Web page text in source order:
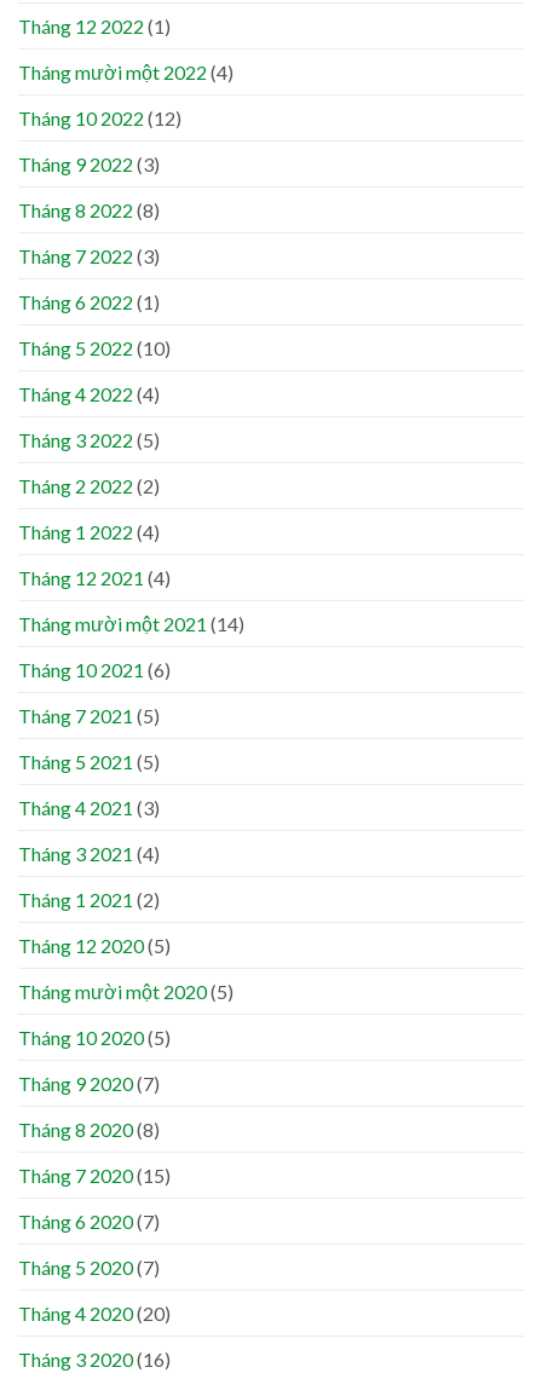
Tháng 12 2022 (1)
Tháng mười một 2022 (4)
Tháng 10 2022 (12)
Tháng 9 2022 (3)
Tháng 8 2022 (8)
Tháng 7 2022 (3)
Tháng 6 2022 (1)
Tháng 5 2022 (10)
Tháng 4 2022 (4)
Tháng 3 2022 (5)
Tháng 2 2022 (2)
Tháng 1 2022 (4)
Tháng 12 2021 (4)
Tháng mười một 2021 (14)
Tháng 10 2021 (6)
Tháng 7 2021 (5)
Tháng 5 2021 (5)
Tháng 4 2021 (3)
Tháng 3 2021 (4)
Tháng 1 2021 (2)
Tháng 12 2020(5)
Tháng mười một 2020(5)
Tháng 10 2020(5)
Tháng 9 2020(7)
Tháng 8 2020(8)
Tháng 7 2020(15)
Tháng 6 2020(7)
Tháng 5 2020(7)
Tháng 4 2020(20)
Tháng 3 2020(16)